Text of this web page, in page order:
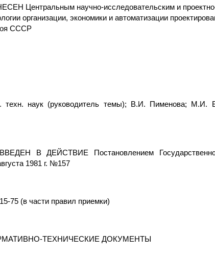
Центральным научно-исследовательским и
организации, экономики и автоматизации
СССР
техн. наук (руководитель темы); В.И. Пименова; М.И.
В ДЕЙСТВИЕ Постановлением
1981 г. №157
75 (в части правил приемки)
ТЕХНИЧЕСКИЕ ДОКУМЕНТЫ